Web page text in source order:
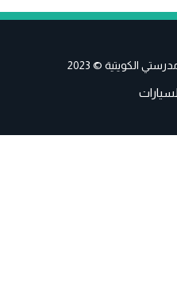
الكويتية © 2023